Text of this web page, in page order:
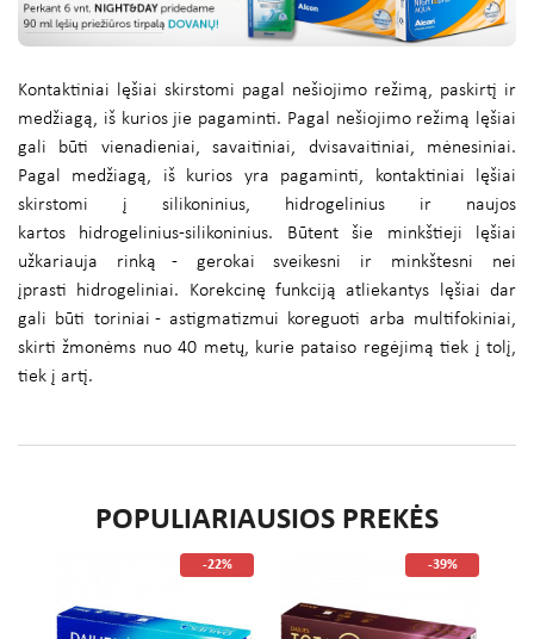
Kontaktiniai lęšiai skirstomi pagal nešiojimo režimą, paskirtį ir
medžiagą, iš kurios jie pagaminti. Pagal nešiojimo režimą lęšiai
gali būti vienadieniai, savaitiniai, dvisavaitiniai, mėnesiniai.
Pagal medžiagą, iš kurios yra pagaminti, kontaktiniai lęšiai
skirstomi į silikoninius, hidrogelinius ir naujos
kartos hidrogelinius-silikoninius. Būtent šie minkštieji lęšiai
užkariauja rinką - gerokai sveikesni ir minkštesni nei
įprasti hidrogeliniai. Korekcinę funkciją atliekantys lęšiai dar
gali būti toriniai - astigmatizmui koreguoti arba multifokiniai,
skirti žmonėms nuo 40 metų, kurie pataiso regėjimą tiek į tolį,
tiek į artį.
POPULIARIAUSIOS PREKĖS
-22% -39%